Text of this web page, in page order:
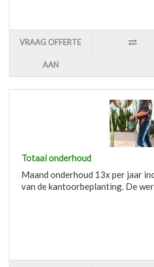
VRAAG OFFERTE
AAN
Totaal onderhoud
Maand onderhoud 13x per jaar
van de kantoorbeplanting. De